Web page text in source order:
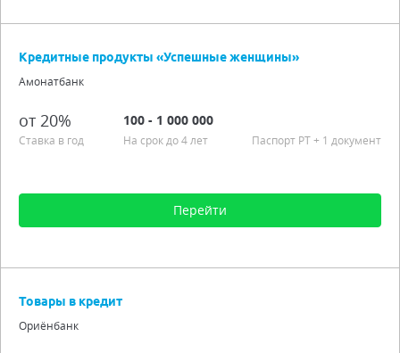
Процентная ставка от 20,00%
Аннуитетные платежи
Гражданство РТ
Льготный период
Кредитные продукты «Успешные женщины»
Амонатбанк
от 20%
Ставка в год
100 - 1 000 000
На срок до 4 лет Паспорт РT + 1 документ
Перейти
Процентная ставка от 20,00%
Подробно
Товары в кредит
Ориёнбанк